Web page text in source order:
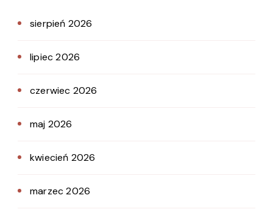
sierpień 2026
lipiec 2026
czerwiec 2026
maj 2026
kwiecień 2026
marzec 2026